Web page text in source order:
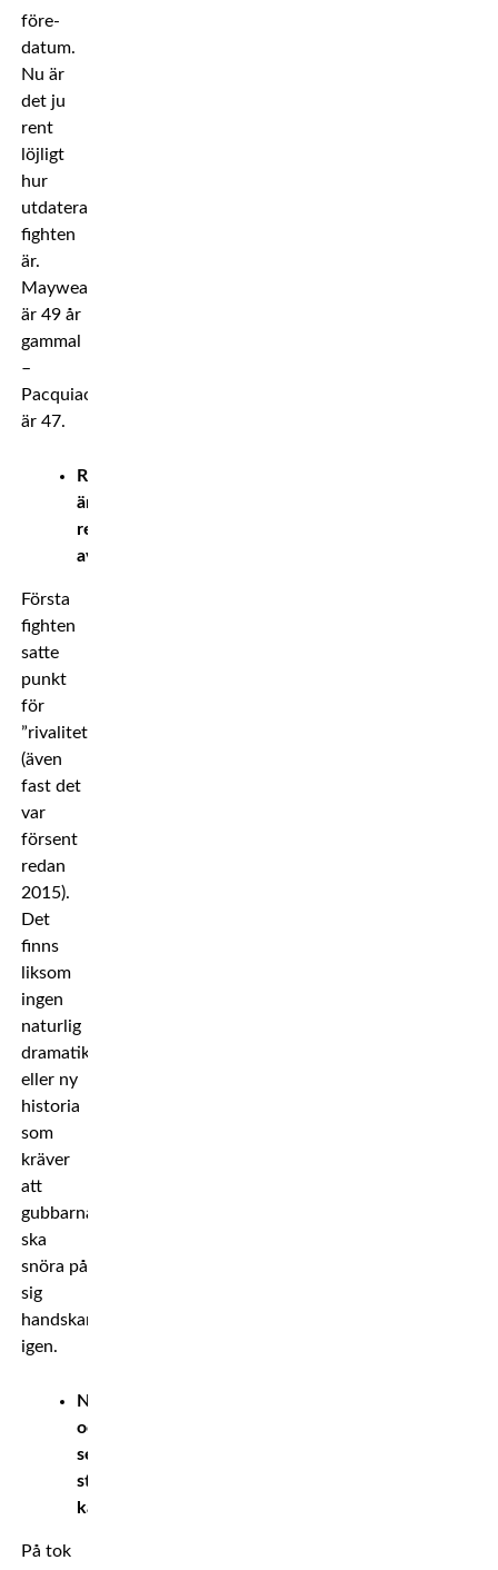
före-
datum.
Nu är
det ju
rent
löjligt
hur
utdaterad
fighten
är.
Mayweather
är 49 år
gammal
–
Pacquiao
är 47.
Rivaliteten
är
redan
avgjord!
Första
fighten
satte
punkt
för
”rivaliteten”
(även
fast det
var
försent
redan
2015).
Det
finns
liksom
ingen
naturlig
dramatik
eller ny
historia
som
kräver
att
gubbarna
ska
snöra på
sig
handskarna
igen.
Nostalgi
och
sensation
styr
kampsporten!
På tok